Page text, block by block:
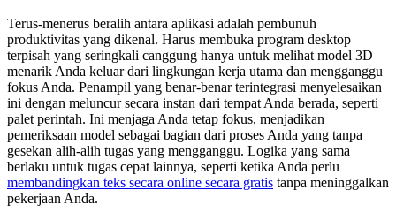
Terus-menerus beralih antara aplikasi adalah pembunuh
produktivitas yang dikenal. Harus membuka program desktop
terpisah yang seringkali canggung hanya untuk melihat model 3D
menarik Anda keluar dari lingkungan kerja utama dan mengganggu
fokus Anda. Penampil yang benar-benar terintegrasi menyelesaikan
ini dengan meluncur secara instan dari tempat Anda berada, seperti
palet perintah. Ini menjaga Anda tetap fokus, menjadikan
pemeriksaan model sebagai bagian dari proses Anda yang tanpa
gesekan alih-alih tugas yang mengganggu. Logika yang sama
berlaku untuk tugas cepat lainnya, seperti ketika Anda perlu
membandingkan teks secara online secara gratis tanpa meninggalkan
pekerjaan Anda.